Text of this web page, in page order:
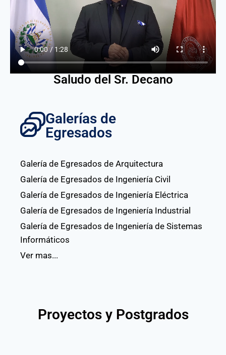
Saludo del Sr. Decano
Galerías de
Egresados
Galería de Egresados de Arquitectura
Galería de Egresados de Ingeniería Civil
Galería de Egresados de Ingeniería Eléctrica
Galería de Egresados de Ingeniería Industrial
Galería de Egresados de Ingeniería de Sistemas
Informáticos
Ver mas...
Proyectos y Postgrados